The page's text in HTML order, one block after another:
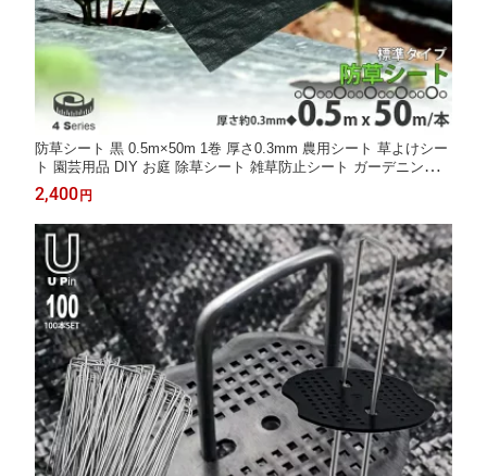
防草シート 黒 0.5m×50m 1巻 厚さ0.3mm 農用シート 草よけシー
ト 園芸用品 DIY お庭 除草シート 雑草防止シート ガーデニング
庭 田んぼ 畑 ハウス ライン入り 雑草防止 雑草抑制 砂利下 人工芝
下 雑草 防ぐ 草 農業 家庭菜園 園芸用 工事用 駐車場 LB-239 区分
60S
2,400 円